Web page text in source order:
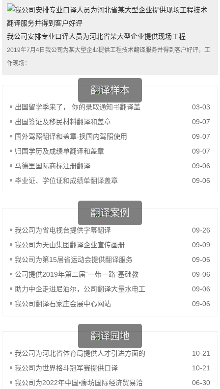
我公司安排专业口译人员为河北省某大型企业提供现场工程
2019年7月4日我公司为某大型企业提供工程技术翻译服务并得到客户好评，工
作现场：…
翻译样本
03-03
出国留学季来了， 你的录取通知书翻译盖
09-07
出国签证及移民材料翻译和盖章
09-07
国外驾照翻译和盖章-换国内驾照使用
09-07
归国学历及成绩单翻译和盖章
09-06
马德里国际商标注册翻译
09-06
毕业证、学位证和成绩单翻译盖章
翻译案例
09-26
我公司为省电视台提供字幕翻译
09-09
我公司为天山集团翻译企业宣传画册
09-06
我公司为第15届省运动会提供翻译服务
09-06
公司提供2019年第二届“一带一路”基础教
09-06
助力中企走进尼泊尔，公司翻译大量水电工
09-06
我公司翻译石家庄会展中心网站
翻译园地
10-21
我公司为河北省体育局提供人才引进方面的
10-21
我公司为世界格斗冠军赛提供口译
06-30
我公司为2022年中国•廊坊国际经济贸易洽